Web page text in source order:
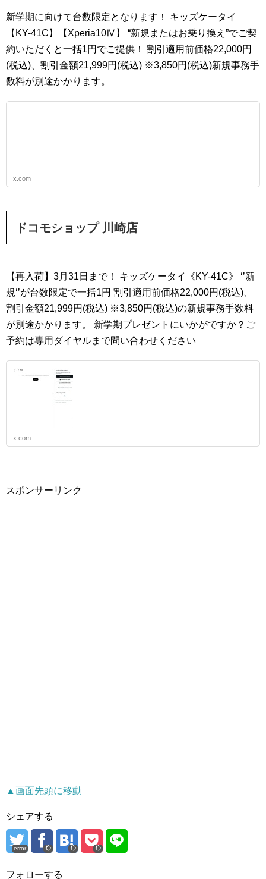
新学期に向けて台数限定となります！ キッズケータイ
【KY-41C】【Xperia10Ⅳ】 “新規またはお乗り換え”でご契
約いただくと一括1円でご提供！ 割引適用前価格22,000円
(税込)、割引金額21,999円(税込) ※3,850円(税込)新規事務手
数料が別途かかります。
x.com
ドコモショップ 川崎店
【再入荷】3月31日まで！ キッズケータイ《KY-41C》 ‘’新
規‘’が台数限定で一括1円 割引適用前価格22,000円(税込)、
割引金額21,999円(税込) ※3,850円(税込)の新規事務手数料
が別途かかります。 新学期プレゼントにいかがですか？ご
予約は専用ダイヤルまで問い合わせください
x.com
スポンサーリンク
▲画面先頭に移動
シェアする
error
フォローする